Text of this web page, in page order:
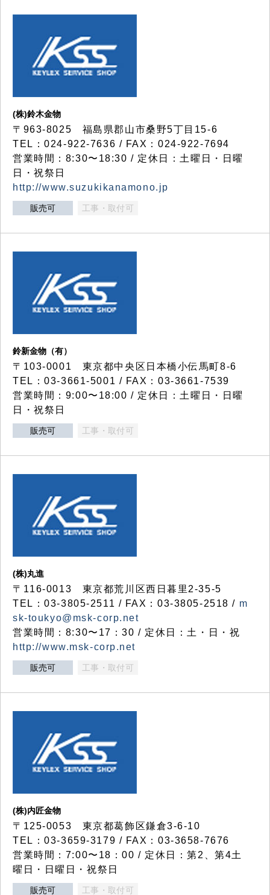
(株)鈴木金物
〒963-8025 福島県郡山市桑野5丁目15-6
TEL：024-922-7636 / FAX：024-922-7694
営業時間：8:30〜18:30 / 定休日：土曜日・日曜
日・祝祭日
http://www.suzukikanamono.jp
販売可 工事・取付可
鈴新金物（有）
〒103-0001 東京都中央区日本橋小伝馬町8-6
TEL：03-3661-5001 / FAX：03-3661-7539
営業時間：9:00〜18:00 / 定休日：土曜日・日曜
日・祝祭日
販売可 工事・取付可
(株)丸進
〒116-0013 東京都荒川区西日暮里2-35-5
TEL：03-3805-2511 / FAX：03-3805-2518 / m
sk-toukyo@msk-corp.net
営業時間：8:30〜17：30 / 定休日：土・日・祝
http://www.msk-corp.net
販売可 工事・取付可
(株)内匠金物
〒125-0053 東京都葛飾区鎌倉3-6-10
TEL：03-3659-3179 / FAX：03-3658-7676
営業時間：7:00〜18：00 / 定休日：第2、第4土
曜日・日曜日・祝祭日
販売可 工事・取付可